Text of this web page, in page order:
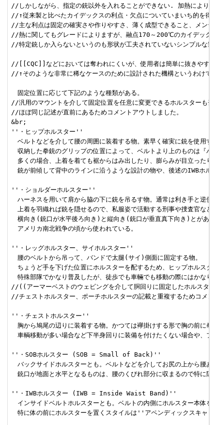
//しかしながら、指定の銃以外を入れることができない. 加熱により
//↑従来製と比べたカイデックスの利点・欠点についていまいち的を得
//主な利点は固定の確実さや作りやすさ、薄く成型できること、メン
//熱に関してもグレードによりますが、融点170～200℃のカイデック
//特定銃しか入らないというのも形状が工夫されていないシンプルな
//[[CQC]]などにおいては奪われにくいが、使用者は簡単に抜きやすい
//↑そのような非常に稀なケースのために設計された機構というわけで
固定位置に応じて下記のような種類がある。
//汎用のマウントを介して固定位置を任意に変更できるホルスターも登
//ほぼ同じ記述が直前にあるためコメントアウトしました。
&br;
''・ヒップホルスター''
ベルトなどを介して腰の周囲に装着する物。素早く確実に銃を使用す
収納した拳銃のグリップの位置によって、ベルトより上のものは『ハ
多くの場合、上着を着ても裾からはみ出したり、膨らみが目立ったり
銃が前傾して背中のラインに沿うような設計の物や、後述のIWBホル
''・ショルダーホルスター''
ハーネスを用いて肩から脇の下に銃を吊るす物。通常は利き手と逆側
上着を羽織れば銃を隠せるので、私服姿で活動する刑事や捜査官な
横向き(銃口が水平後ろ向き)と縦向き(銃口が垂直真下向き)とがあり
アメリカ南北戦争の頃から使われている。
''・レッグホルスター、サイホルスター''
腰のベルトから吊って、バンドで太腿(サイ)側面に固定する物。
ちょうど手を下げた位置にホルスターを配するため、ヒップホルス
特殊部隊でかなり普及したが、徒歩でも車輛でも移動の際にはかなり
//((アーマーベストのウェビングを介して胴回りに固定したホルスタ
//チェストホルスター、ポーチホルスターの記載と重複するためコメン
''・チェストホルスター''
胸から鳩尾の辺りに装着する物。かつては襷掛けする形で胸の前に
車輌移動が多い場合など下半身回りに装備を付けたくない場合や、プ
''・SOBホルスター (SOB = Small of Back)''
バックサイドホルスターとも。ベルトなどを介してお尻の上から腰あ
銃口が地面と水平となるものは、腰のくびれ部分に収まるので特に隠
''・IWBホルスター (IWB = Inside Waist Band)''
インサイドベルトホルスターとも。ベルトの内側にホルスター本体を
特に体の前にホルスターを置くスタイルは''アペンディックスキャ